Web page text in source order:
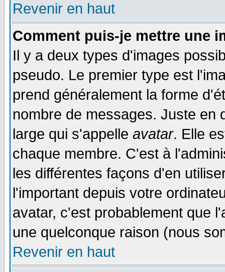
Revenir en haut
Comment puis-je mettre une
Il y a deux types d'images
pseudo. Le premier type est
prend généralement la forme
nombre de messages. Juste en
large qui s'appelle avatar. Elle
chaque membre. C'est à
les différentes façons d'en
l'important depuis votre
avatar, c'est probablement que
une quelconque raison (nous
Revenir en haut